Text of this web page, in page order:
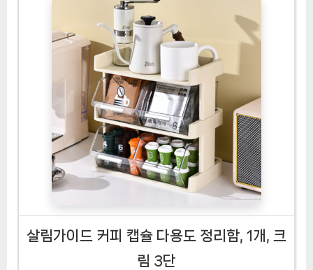
살림가이드 커피 캡슐 다용도 정리함, 1개, 크
림 3단